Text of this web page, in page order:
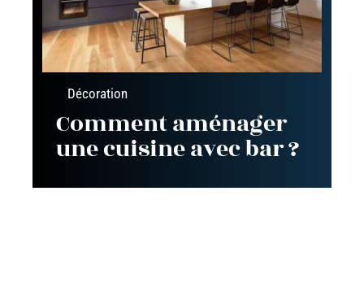
Décoration
Comment aménager
une cuisine avec bar ?